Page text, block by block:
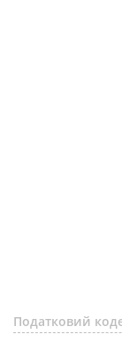
Податковий